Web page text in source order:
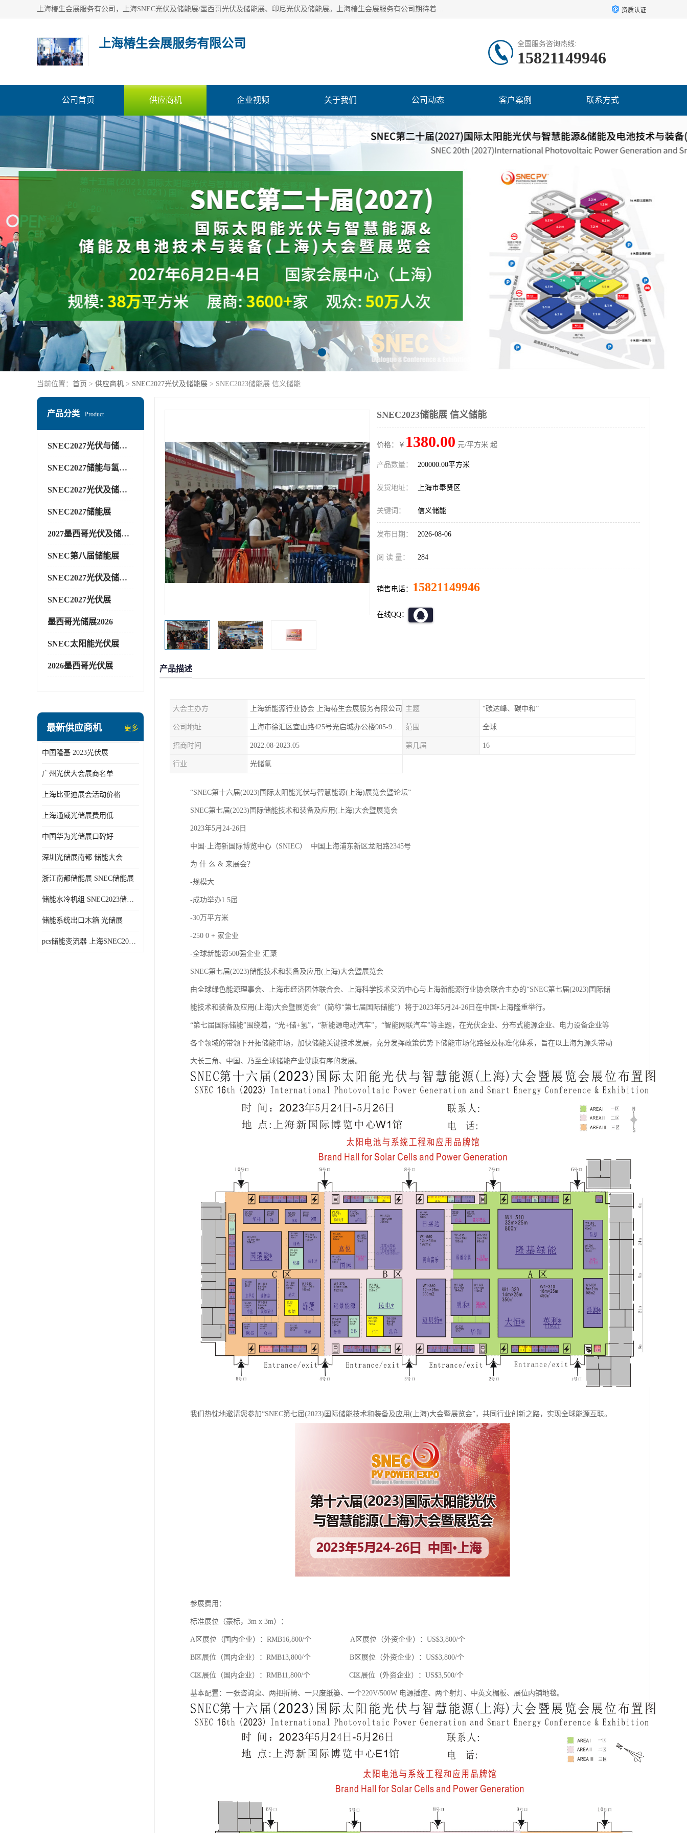
上海椿生会展服务有公司，上海SNEC光伏及储能展/墨西哥光伏及储能展、印尼光伏及储能展。上海椿生会展服务有公司期待着相关业者聚首我们的新能源平台，从产业的视野、以问题为导向，一起把脉中国、亚洲及世界太阳能光伏及储能市场。 资质认证
上海椿生会展服务有限公司 全国服务咨询热线:
15821149946
公司首页 供应商机 企业视频 关于我们 公司动态 客户案例 联系方式
当前位置： 首页 > 供应商机 > SNEC2027光伏及储能展 > SNEC2023储能展 信义储能
产品分类 Product
SNEC2027光伏与储能展
SNEC2027储能与氢能展
SNEC2027光伏及储能展
SNEC2027储能展
2027墨西哥光伏及储能展
SNEC第八届储能展
SNEC2027光伏及储能展
SNEC2027光伏展
墨西哥光储展2026
SNEC太阳能光伏展
2026墨西哥光伏展
最新供应商机 更多
中国隆基 2023光伏展
广州光伏大会展商名单
上海比亚迪展会活动价格
上海通威光储展费用低
中国华为光储展口碑好
深圳光储展南都 储能大会
浙江南都储能展 SNEC储能展
储能水冷机组 SNEC2023储能展
储能系统出口木箱 光储展
pcs储能变流器 上海SNEC2023光伏展
SNEC2023储能展 信义储能
价格：￥ 1380.00 元/平方米 起
产品数量： 200000.00平方米
发货地址： 上海市奉贤区
关键词： 信义储能
发布日期： 2026-08-06
阅 读 量： 284
销售电话： 15821149946
在线QQ：
产品描述
大会主办方 上海新能源行业协会 上海椿生会展服务有限公司 主题 “碳达峰、碳中和”
公司地址 上海市徐汇区宜山路425号光启城办公楼905-907室 范围 全球
招商时间 2022.08-2023.05 第几届 16
行业 光储氢
“SNEC第十六届(2023)国际太阳能光伏与智慧能源(上海)展览会暨论坛”
SNEC第七届(2023)囯际储能技术和装备及应用(上海)大会暨展览会
2023年5月24-26日
中国·上海新国际博览中心（SNIEC） 中国上海浦东新区龙阳路2345号
为 什 么 & 来展会？
-规模大
-成功举办1 5届
-30万平方米
-250 0 + 家企业
-全球新能源500强企业 汇聚
SNEC第七届(2023)储能技术和装备及应用(上海)大会暨展览会
由全球绿色能源理事会、上海市经济团体联合会、上海科学技术交流中心与上海新能源行业协会联合主办的“SNEC第七届(2023)囯际储
能技术和装备及应用(上海)大会暨展览会”（简称“第七届国际储能”）将于2023年5月24-26日在中国•上海隆重举行。
“第七届国际储能”围绕着，“光+储+氢”，“新能源电动汽车”，“智能网联汽车”等主题，在光伏企业、分布式能源企业、电力设备企业等
各个领域的带领下开拓储能市场，加快储能关键技术发展，充分发挥政策优势下储能市场化路径及标准化体系，旨在以上海为源头带动
大长三角、中国、乃至全球储能产业健康有序的发展。
我们热忱地邀请您参加“SNEC第七届(2023)囯际储能技术和装备及应用(上海)大会暨展览会”，共同行业创新之路，实现全球能源互联。
参展费用：
标准展位（豪标，3m x 3m）：
A区展位（国内企业）：RMB16,800/个 A区展位（外资企业）：US$3,800/个
B区展位（国内企业）：RMB13,800/个 B区展位（外资企业）：US$3,800/个
C区展位（国内企业）：RMB11,800/个 C区展位（外资企业）：US$3,500/个
基本配置：一张咨询桌、两把折椅、一只废纸篓、一个220V/500W 电源插座、两个射灯、中英文楣板、展位内铺地毯。